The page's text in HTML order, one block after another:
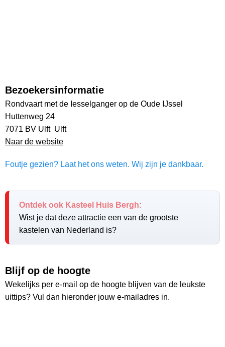
Bezoekersinformatie
Rondvaart met de Iesselganger op de Oude IJssel
Huttenweg 24
7071 BV Ulft Ulft
Naar de website
Foutje gezien? Laat het ons weten. Wij zijn je dankbaar.
Ontdek ook Kasteel Huis Bergh:
Wist je dat deze attractie een van de grootste
kastelen van Nederland is?
Blijf op de hoogte
Wekelijks per e-mail op de hoogte blijven van de leukste
uittips? Vul dan hieronder jouw e-mailadres in.